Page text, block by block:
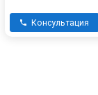
Консультация